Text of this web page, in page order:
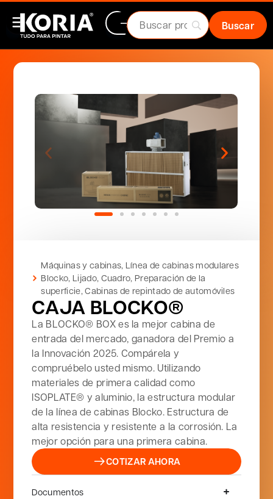
Máquinas y cabinas, Línea de cabinas modulares
Blocko, Lijado, Cuadro,Preparación de la
superficie,Cabinas de repintado de automóviles
CAJA BLOCKO®
La BLOCKO® BOX es la mejor cabina de
entrada del mercado, ganadora del Premio a
la Innovación 2025. Compárela y
compruébelo usted mismo. Utilizando
materiales de primera calidad como
ISOPLATE® y aluminio, la estructura modular
de la línea de cabinas Blocko. Estructura de
alta resistencia y resistente a la corrosión. La
mejor opción para una primera cabina.
COTIZAR AHORA
Documentos